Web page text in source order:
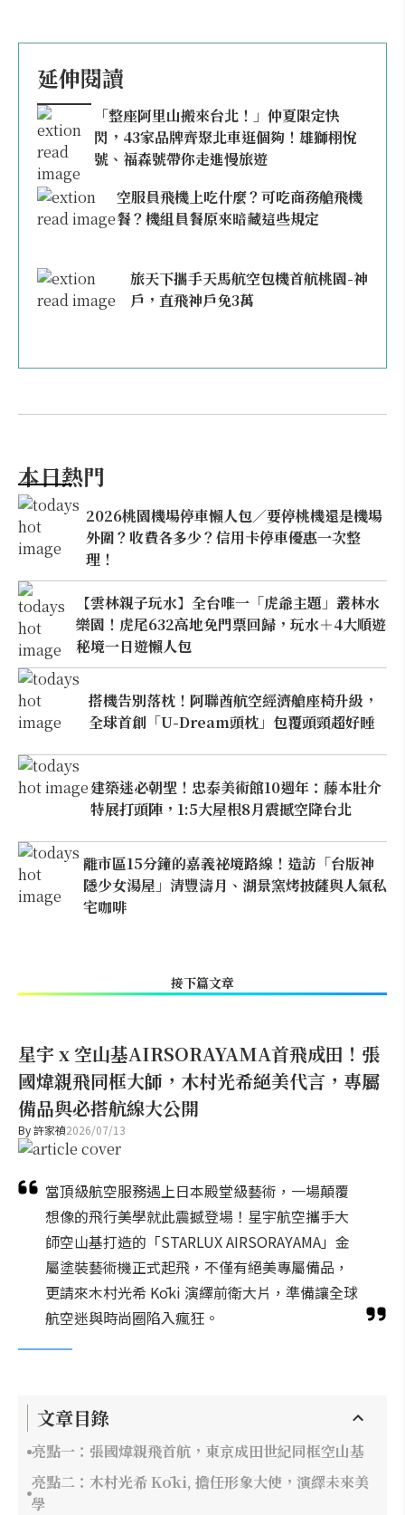
延伸閱讀
「整座阿里山搬來台北！」仲夏限定快
閃，43家品牌齊聚北車逛個夠！雄獅栩悅
號、福森號帶你走進慢旅遊
空服員飛機上吃什麼？可吃商務艙飛機
餐？機組員餐原來暗藏這些規定
旅天下攜手天馬航空包機首航桃園-神
戶，直飛神戶免3萬
本日熱門
2026桃園機場停車懶人包／要停桃機還是機場
外圍？收費各多少？信用卡停車優惠一次整
理！
【雲林親子玩水】全台唯一「虎爺主題」叢林水
樂園！虎尾632高地免門票回歸，玩水＋4大順遊
秘境一日遊懶人包
搭機告別落枕！阿聯酋航空經濟艙座椅升級，
全球首創「U-Dream頭枕」包覆頭頸超好睡
建築迷必朝聖！忠泰美術館10週年：藤本壯介
特展打頭陣，1:5大屋根8月震撼空降台北
離市區15分鐘的嘉義祕境路線！造訪「台版神
隱少女湯屋」清豐濤月、湖景窯烤披薩與人氣私
宅咖啡
接下篇文章
星宇 x 空山基AIRSORAYAMA首飛成田！張
國煒親飛同框大師，木村光希絕美代言，專屬
備品與必搭航線大公開
By許家禎2026/07/13
當頂級航空服務遇上日本殿堂級藝術，一場顛覆
想像的飛行美學就此震撼登場！星宇航空攜手大
師空山基打造的「STARLUX AIRSORAYAMA」金
屬塗裝藝術機正式起飛，不僅有絕美專屬備品，
更請來木村光希 Kōki 演繹前衛大片，準備讓全球
航空迷與時尚圈陷入瘋狂。
文章目錄
亮點一：張國煒親飛首航，東京成田世紀同框空山基
亮點二：木村光希 Kōki, 擔任形象大使，演繹未來美
學